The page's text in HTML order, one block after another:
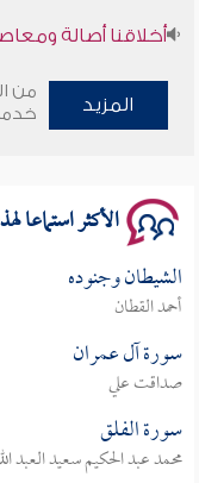
أخلاقنا أصالة
وأمنهم من خوف 9
المزيد
من
الأكثر استماعا
الشيطان وجنوده
أحمد القطان
سورة آل عمران
صداقت علي
سورة الفلق
محمد عبد الحكيم سعيد العبد